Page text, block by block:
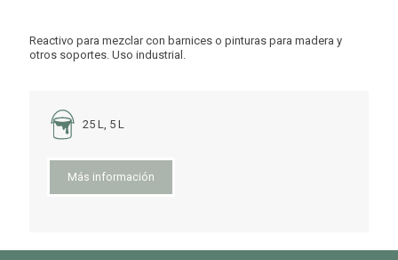
Reactivo para mezclar con barnices o pinturas para madera y
otros soportes. Uso industrial.
25 L, 5 L
Más información